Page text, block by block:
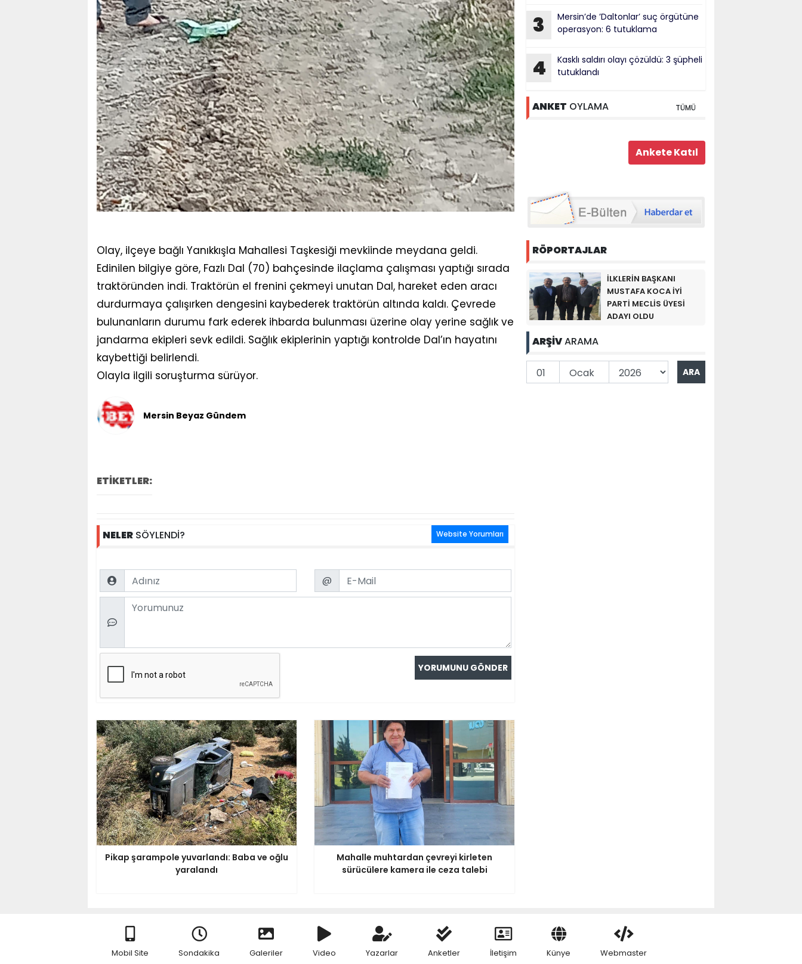
Olay, ilçeye bağlı Yanıkkışla Mahallesi Taşkesiği mevkiinde meydana geldi.
Edinilen bilgiye göre, Fazlı Dal (70) bahçesinde ilaçlama çalışması yaptığı sırada
traktöründen indi. Traktörün el frenini çekmeyi unutan Dal, hareket eden aracı
durdurmaya çalışırken dengesini kaybederek traktörün altında kaldı. Çevrede
bulunanların durumu fark ederek ihbarda bulunması üzerine olay yerine sağlık ve
jandarma ekipleri sevk edildi. Sağlık ekiplerinin yaptığı kontrolde Dal’ın hayatını
kaybettiği belirlendi.
Olayla ilgili soruşturma sürüyor.
Mersin Beyaz Gündem
ETİKETLER:
NELER SÖYLENDİ? Website Yorumları
Name Email
@
Comment
Pikap şarampole yuvarlandı: Baba ve oğlu
yaralandı
Mahalle muhtardan çevreyi kirleten
sürücülere kamera ile ceza talebi
3
Mersin’de ’Daltonlar’ suç örgütüne
operasyon: 6 tutuklama
4
Kasklı saldırı olayı çözüldü: 3 şüpheli
tutuklandı
ANKET OYLAMA TÜMÜ
RÖPORTAJLAR
İLKLERİN BAŞKANI
MUSTAFA KOCA İYİ
PARTİ MECLİS ÜYESİ
ADAYI OLDU
ARŞİVARAMA
Mobil Site Sondakika Galeriler Video Yazarlar Anketler İletişim Künye Webmaster